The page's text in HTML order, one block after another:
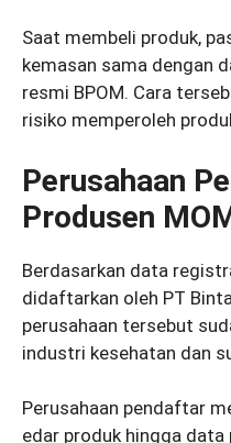
Saat membeli produk,
kemasan sama dengan
resmi BPOM. Cara
risiko memperoleh
Perusahaan
Produsen
Berdasarkan data
didaftarkan oleh PT
perusahaan tersebut
industri kesehatan dan
Perusahaan pendaftar
edar produk hingga